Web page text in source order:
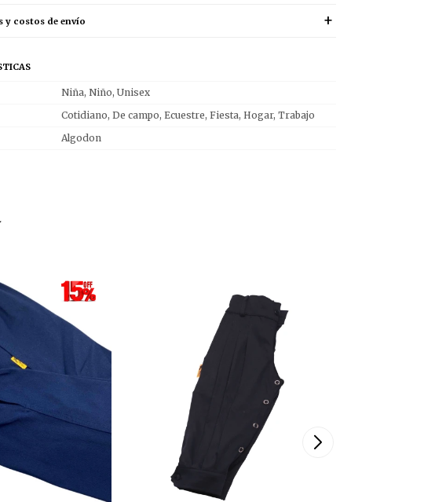
y costos de envío
Niña, Niño, Unisex
Cotidiano, De campo, Ecuestre, Fiesta, Hogar, Trabajo
Algodon